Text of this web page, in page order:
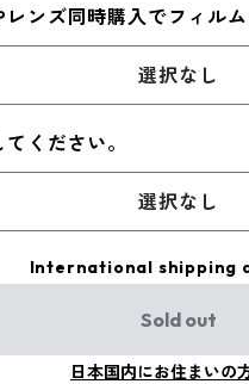
レンズ同時購入でフィル
選択なし
ください。
選択なし
International shipping
Sold out
日本国内にお住まいの